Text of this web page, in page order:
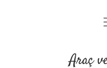
Araç